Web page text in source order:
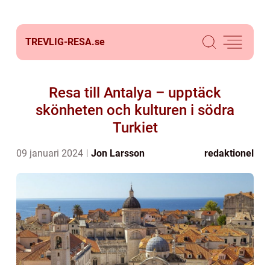
TREVLIG-RESA.se
Resa till Antalya – upptäck
skönheten och kulturen i södra
Turkiet
09 januari 2024 Jon Larsson redaktionel